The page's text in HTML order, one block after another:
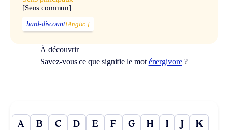
[Sens commun]
hard-discount[Anglic.]
À découvrir
Savez-vous ce que signifie le mot énergivore?
A B C D E F G H I J K